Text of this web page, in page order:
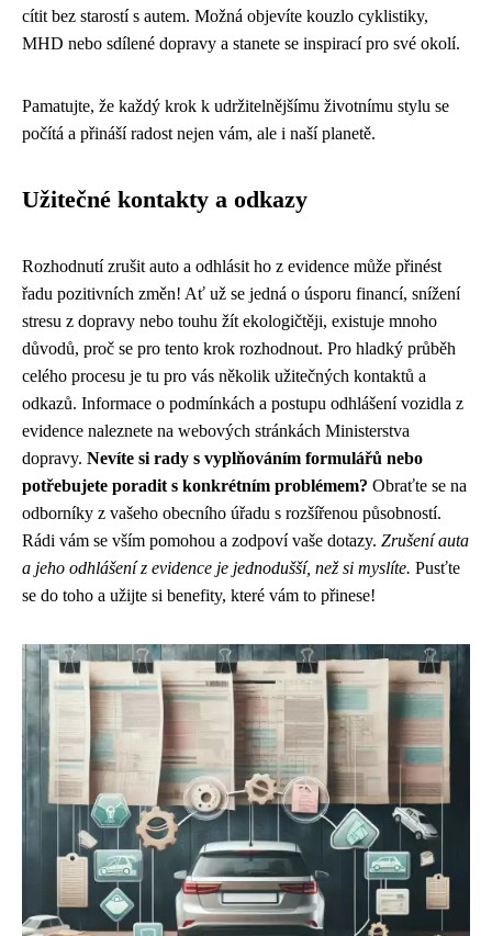
cítit bez starostí s autem. Možná objevíte kouzlo cyklistiky,
MHD nebo sdílené dopravy a stanete se inspirací pro své okolí.
Pamatujte, že každý krok k udržitelnějšímu životnímu stylu se
počítá a přináší radost nejen vám, ale i naší planetě.
Užitečné kontakty a odkazy
Rozhodnutí zrušit auto a odhlásit ho z evidence může přinést
řadu pozitivních změn! Ať už se jedná o úsporu financí, snížení
stresu z dopravy nebo touhu žít ekologičtěji, existuje mnoho
důvodů, proč se pro tento krok rozhodnout. Pro hladký průběh
celého procesu je tu pro vás několik užitečných kontaktů a
odkazů. Informace o podmínkách a postupu odhlášení vozidla z
evidence naleznete na webových stránkách Ministerstva
dopravy. Nevíte si rady s vyplňováním formulářů nebo
potřebujete poradit s konkrétním problémem? Obraťte se na
odborníky z vašeho obecního úřadu s rozšířenou působností.
Rádi vám se vším pomohou a zodpoví vaše dotazy. Zrušení auta
a jeho odhlášení z evidence je jednodušší, než si myslíte. Pusťte
se do toho a užijte si benefity, které vám to přinese!